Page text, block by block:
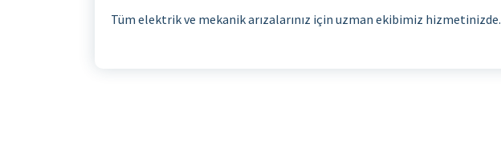
Tüm elektrik ve mekanik arızalarınız için uzman ekibimiz hizmetinizde.